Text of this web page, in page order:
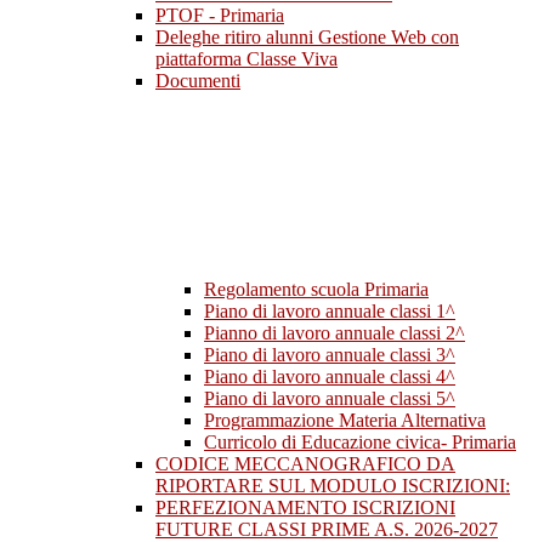
PTOF - Primaria
Deleghe ritiro alunni Gestione Web con
piattaforma Classe Viva
Documenti
Regolamento scuola Primaria
Piano di lavoro annuale classi 1^
Pianno di lavoro annuale classi 2^
Piano di lavoro annuale classi 3^
Piano di lavoro annuale classi 4^
Piano di lavoro annuale classi 5^
Programmazione Materia Alternativa
Curricolo di Educazione civica- Primaria
CODICE MECCANOGRAFICO DA
RIPORTARE SUL MODULO ISCRIZIONI:
PERFEZIONAMENTO ISCRIZIONI
FUTURE CLASSI PRIME A.S. 2026-2027